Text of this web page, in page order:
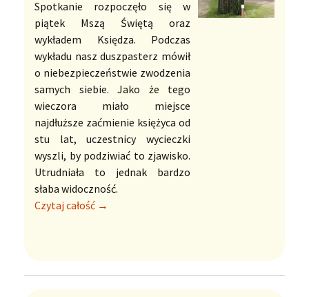
Spotkanie rozpoczęło się w
piątek Mszą Świętą oraz
wykładem Księdza. Podczas
wykładu nasz duszpasterz mówił
o niebezpieczeństwie zwodzenia
samych siebie. Jako że tego
wieczora miało miejsce
najdłuższe zaćmienie księżyca od
stu lat, uczestnicy wycieczki
wyszli, by podziwiać to zjawisko.
Utrudniała to jednak bardzo
słaba widoczność.
Czytaj całość →